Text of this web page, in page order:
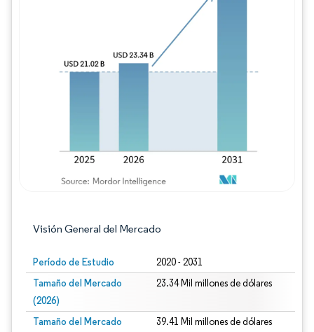
Visión General del Mercado
Período de Estudio 2020 - 2031
Tamaño del Mercado
(2026)
23.34 Mil millones de dólares
Tamaño del Mercado
39.41 Mil millones de dólares
Imagen © Mordor Intelligence. El uso